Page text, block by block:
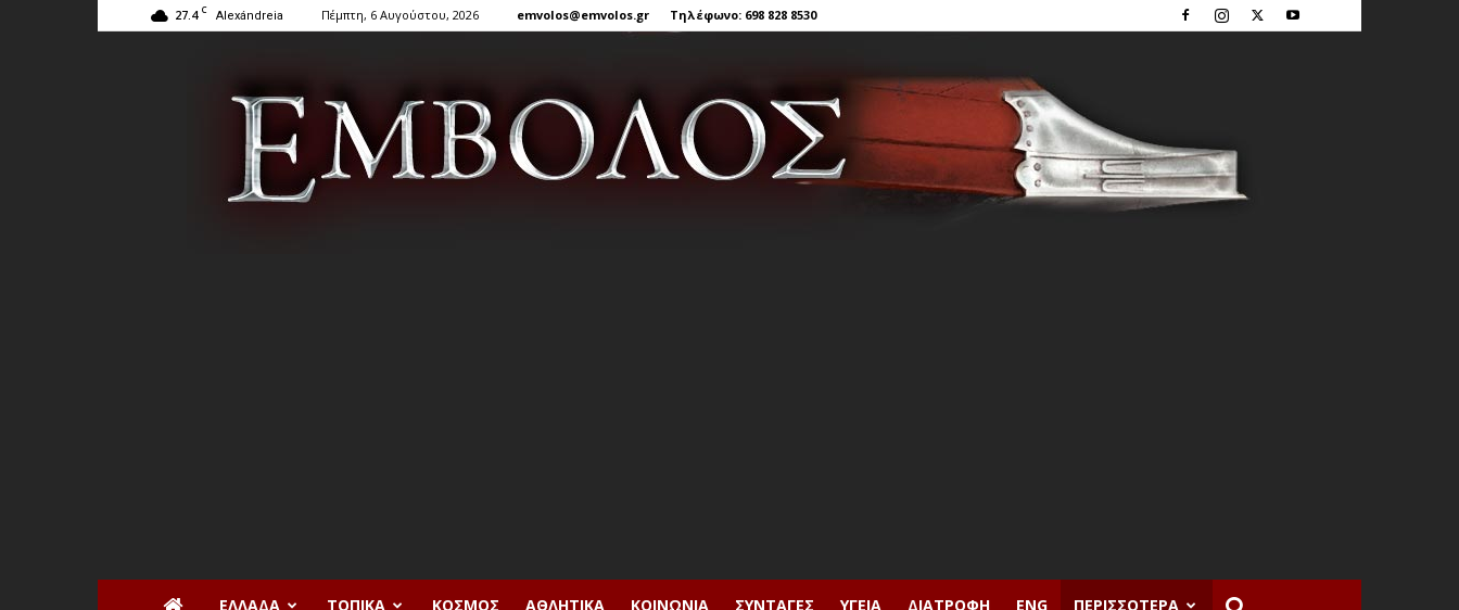
27.4 C Alexándreia Πέμπτη, 6 Αυγούστου, 2026 emvolos@emvolos.gr Τηλέφωνο: 698 828 8530
ΕΛΛΆΔΑ ΤΟΠΙΚΆ ΚΌΣΜΟΣ ΑΘΛΗΤΙΚΆ ΚΟΙΝΩΝΊΑ ΣΥΝΤΑΓΈΣ ΥΓΕΊΑ ΔΙΑΤΡΟΦΉ ENG ΠΕΡΙΣΣΌΤΕΡΑ